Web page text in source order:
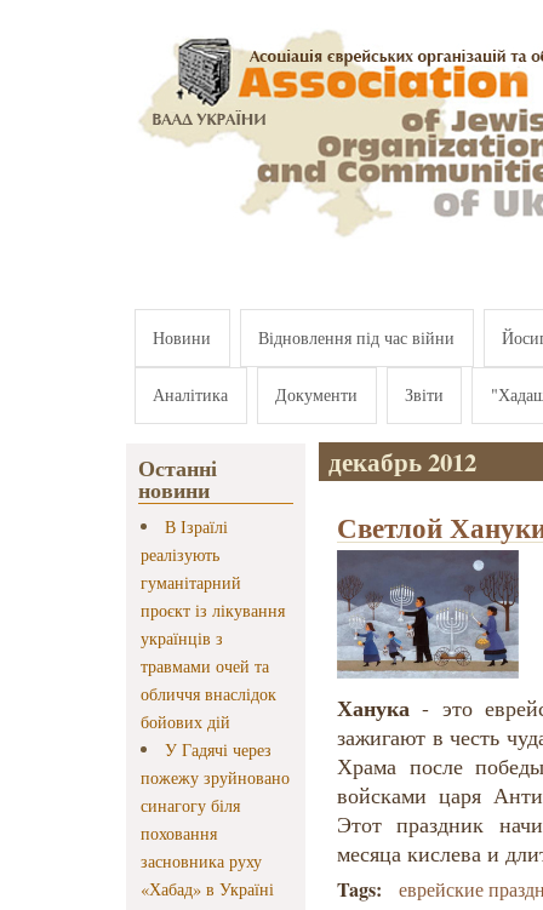
Новини Відновлення під час війни
Аналітика Документи Звіти
Останні
новини
В Ізраїлі
реалізують
гуманітарний
проєкт із лікування
українців з
травмами очей та
обличчя внаслідок
бойових дій
У Гадячі через
пожежу зруйновано
синагогу біля
поховання
засновника руху
«Хабад» в Україні
декабрь 2012
Светлой
Ханука- это
зажигают в честь
Храма после
войсками царя
Этот праздник
месяца кислева и
Tags: еврейские